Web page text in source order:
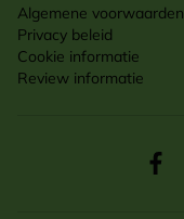
Algemene voorwaarden
Privacy beleid
Cookie informatie
Review informatie